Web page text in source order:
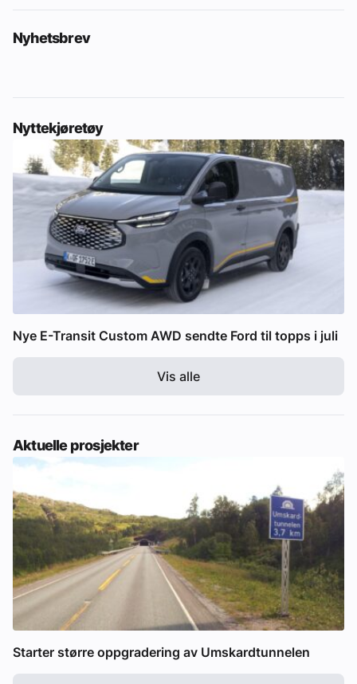
Nyhetsbrev
Nyttekjøretøy
Nye E-Transit Custom AWD sendte Ford til topps i juli
Vis alle
Aktuelle prosjekter
Starter større oppgradering av Umskardtunnelen